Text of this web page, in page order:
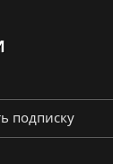
подписку